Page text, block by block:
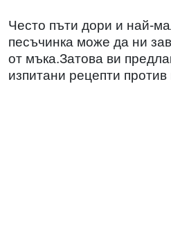
Често пъти дори и най-
песъчинка може да ни
от мъка.Затова ви
изпитани рецепти